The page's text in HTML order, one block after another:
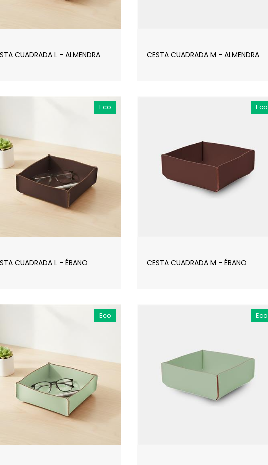
CUADRADA L - ALMENDRA CESTA CUADRADA M - ALMENDRA
Eco
CUADRADA L - ÉBANO
Eco
CESTA CUADRADA M - ÉBANO
Eco Eco